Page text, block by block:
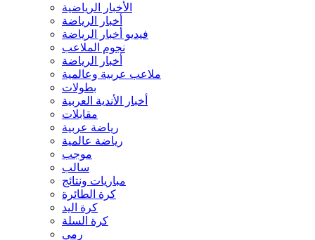
الأخبار الرياضية
أخبار الرياضة
فيديو أخبار الرياضة
نجوم الملاعب
أخبار الرياضة
ملاعب عربية وعالمية
بطولات
أخبار الأندية العربية
مقابلات
رياضة عربية
رياضة عالمية
موجب
سالب
مباريات ونتائج
كرة الطائرة
كرة اليد
كرة السلة
رمي